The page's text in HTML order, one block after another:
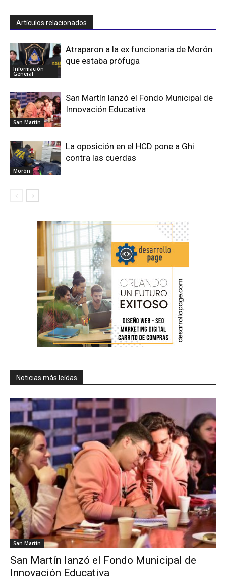
Artículos relacionados
Información
General
Atraparon a la ex funcionaria de Morón
que estaba prófuga
San Martín
San Martín lanzó el Fondo Municipal de
Innovación Educativa
Morón
La oposición en el HCD pone a Ghi
contra las cuerdas
Noticias más leídas
San Martín
San Martín lanzó el Fondo Municipal de
Innovación Educativa